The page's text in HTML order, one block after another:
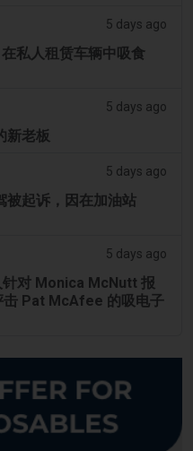
5 days ago
私人租赁车辆中吸食
5 days ago
新老板
5 days ago
被起诉，因在加油站
5 days ago
针对 Monica McNutt 报
击 Pat McAfee 的吸电子